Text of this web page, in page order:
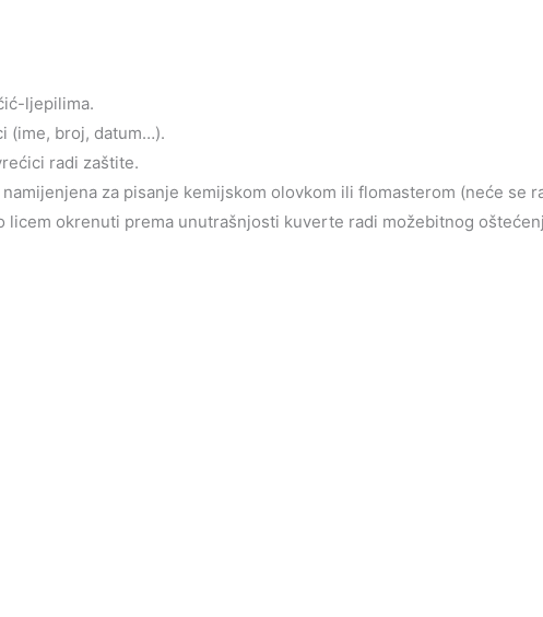
ljepilima.
(ime, broj, datum…).
radi zaštite.
za pisanje kemijskom olovkom ili flomasterom (neće se
okrenuti prema unutrašnjosti kuverte radi možebitnog